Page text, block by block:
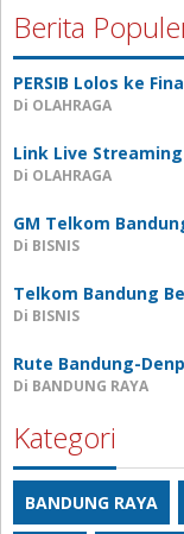
Berita
PERSIB Lolos ke
Di OLAHRAGA
Link Live
Di OLAHRAGA
GM Telkom
Di BISNIS
Telkom Bandung
Di BISNIS
Rute Bandung-
Di BANDUNG RAYA
Kategori
BANDUNG RAYA